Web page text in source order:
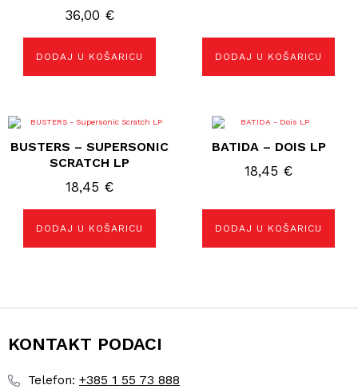
36,00 €
DODAJ U KOŠARICU DODAJ U KOŠARICU
BUSTERS – SUPERSONIC
SCRATCH LP
18,45 €
DODAJ U KOŠARICU
BATIDA – DOIS LP
18,45 €
DODAJ U KOŠARICU
KONTAKT PODACI
Telefon: +385 1 55 73 888